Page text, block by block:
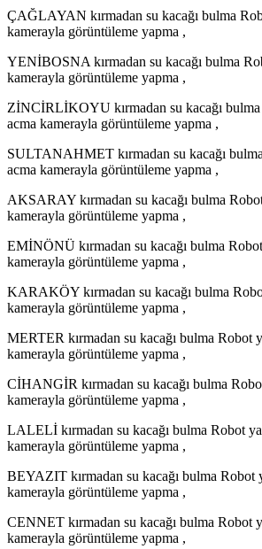
ÇAĞLAYAN kırmadan su kacağı bulma
kamerayla görüntüleme yapma ,
YENİBOSNA kırmadan su kacağı bulma
kamerayla görüntüleme yapma ,
ZİNCİRLİKOYU kırmadan su kacağı bulma
acma kamerayla görüntüleme yapma ,
SULTANAHMET kırmadan su kacağı
acma kamerayla görüntüleme yapma ,
AKSARAY kırmadan su kacağı bulma
kamerayla görüntüleme yapma ,
EMİNÖNÜ kırmadan su kacağı bulma Robot
kamerayla görüntüleme yapma ,
KARAKÖY kırmadan su kacağı bulma
kamerayla görüntüleme yapma ,
MERTER kırmadan su kacağı bulma Robot
kamerayla görüntüleme yapma ,
CİHANGİR kırmadan su kacağı bulma
kamerayla görüntüleme yapma ,
LALELİ kırmadan su kacağı bulma Robot
kamerayla görüntüleme yapma ,
BEYAZIT kırmadan su kacağı bulma Robot
kamerayla görüntüleme yapma ,
CENNET kırmadan su kacağı bulma Robot
kamerayla görüntüleme yapma ,